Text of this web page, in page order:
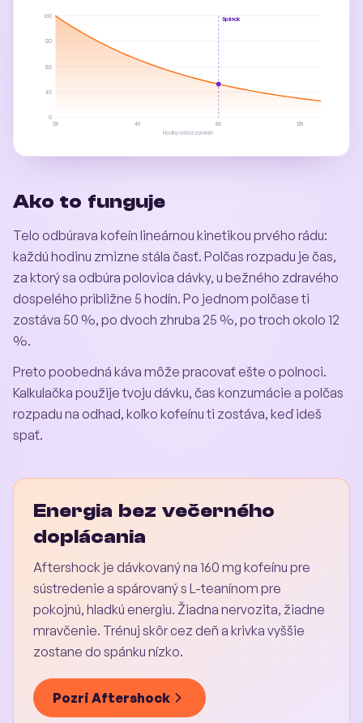
0
40
80
120
160
0h 4 h 8h 12h
Spánok
Hodiny od konzumácie
Ako to funguje
Telo odbúrava kofeín lineárnou kinetikou prvého rádu:
každú hodinu zmizne stála časť. Polčas rozpadu je čas,
za ktorý sa odbúra polovica dávky, u bežného zdravého
dospelého približne 5 hodín. Po jednom polčase ti
zostáva 50 %, po dvoch zhruba 25 %, po troch okolo 12
%.
Preto poobedná káva môže pracovať ešte o polnoci.
Kalkulačka použije tvoju dávku, čas konzumácie a polčas
rozpadu na odhad, koľko kofeínu ti zostáva, keď ideš
spať.
Energia bez večerného
doplácania
Aftershock je dávkovaný na 160 mg kofeínu pre
sústredenie a spárovaný s L-teanínom pre
pokojnú, hladkú energiu. Žiadna nervozita, žiadne
mravčenie. Trénuj skôr cez deň a krivka vyššie
zostane do spánku nízko.
Pozri Aftershock